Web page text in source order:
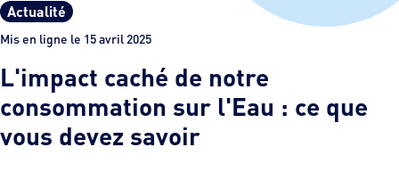
Actualité
Mis en ligne le 15 avril 2025
L'impact caché de notre
consommation sur l'Eau : ce que
vous devez savoir